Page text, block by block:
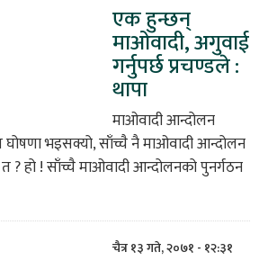
एक हुन्छन्
माओवादी, अगुवाई
गर्नुपर्छ प्रचण्डले :
थापा
माओवादी आन्दोलन
घोषणा भइसक्यो, साँच्चै नै माओवादी आन्दोलन
? हो ! साँच्चै माओवादी आन्दोलनको पुनर्गठन
चैत्र १३ गते, २०७१ - १२:३१